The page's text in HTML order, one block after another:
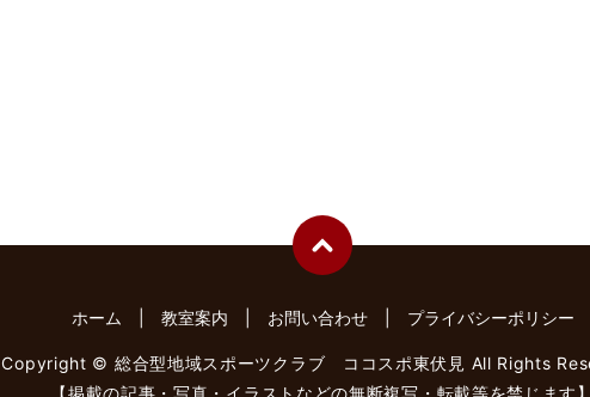
ホーム 教室案内 お問い合わせ プライバシーポリシー
Copyright © 総合型地域スポーツクラブ ココスポ東伏見 All Rights